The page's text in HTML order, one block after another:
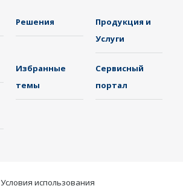
Решения
Продукция и
Услуги
Избранные
темы
Сервисный
портал
Условия использования